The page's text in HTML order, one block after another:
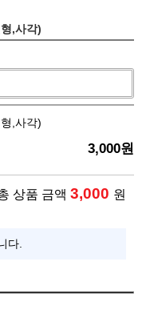
,사각)
,사각)
3,000원
상품 금액 3,000 원
다.